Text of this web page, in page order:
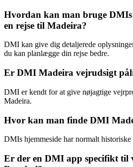
Hvordan kan man bruge
en rejse til Madeira?
DMI kan give dig detaljerede
du kan planlægge din rejse bedre.
Er DMI Madeira vejrudsigt
DMI er kendt for at give nøjagtige
Madeira.
Hvor kan man finde DMI
DMIs hjemmeside har normalt
Er der en DMI app specifikt til